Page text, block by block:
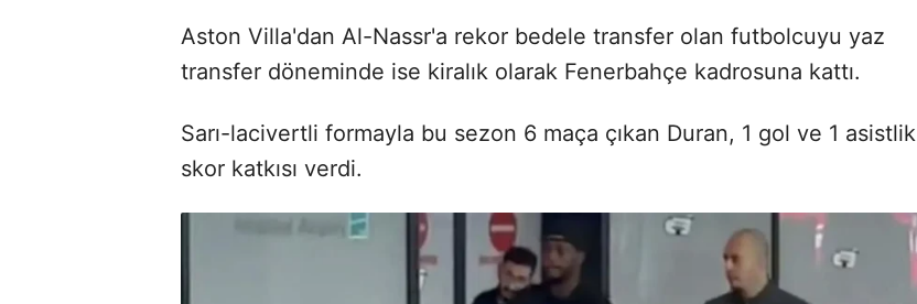
Aston Villa'dan Al-Nassr'a rekor bedele transfer olan futbolcuyu yaz
transfer döneminde ise kiralık olarak Fenerbahçe kadrosuna kattı.
Sarı-lacivertli formayla bu sezon 6 maça çıkan Duran, 1 gol ve 1 asistlik
skor katkısı verdi.